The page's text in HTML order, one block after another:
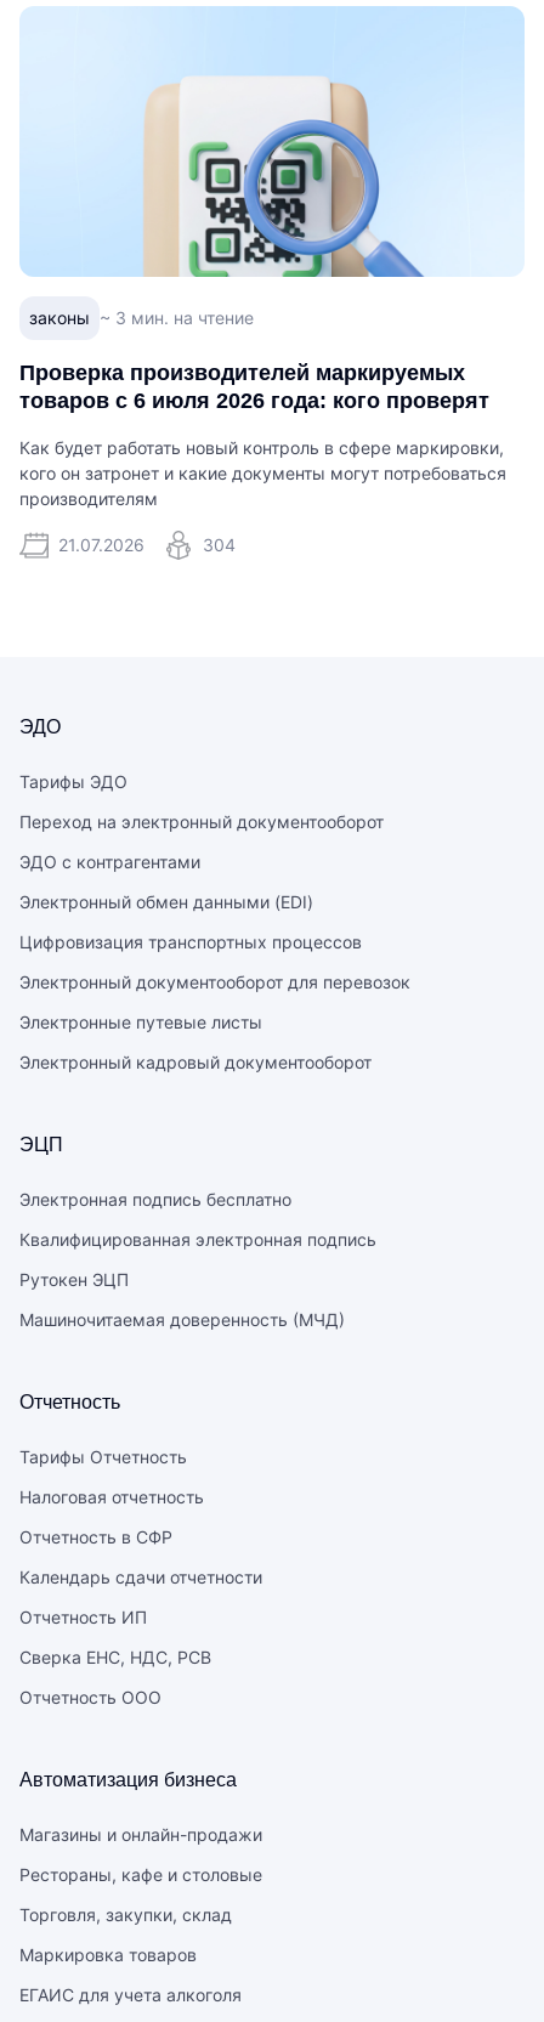
законы ~ 3 мин. на чтение
Проверка производителей маркируемых
товаров с 6 июля 2026 года: кого проверят
Как будет работать новый контроль в сфере маркировки,
кого он затронет и какие документы могут потребоваться
производителям
21.07.2026 304
ЭДО
Тарифы ЭДО
Переход на электронный документооборот
ЭДО с контрагентами
Электронный обмен данными (EDI)
Цифровизация транспортных процессов
Электронный документооборот для перевозок
Электронные путевые листы
Электронный кадровый документооборот
ЭЦП
Электронная подпись бесплатно
Квалифицированная электронная подпись
Рутокен ЭЦП
Машиночитаемая доверенность (МЧД)
Отчетность
Тарифы Отчетность
Налоговая отчетность
Отчетность в СФР
Календарь сдачи отчетности
Отчетность ИП
Сверка ЕНС, НДС, РСВ
Отчетность ООО
Автоматизация бизнеса
Магазины и онлайн-продажи
Рестораны, кафе и столовые
Торговля, закупки, склад
Маркировка товаров
ЕГАИС для учета алкоголя